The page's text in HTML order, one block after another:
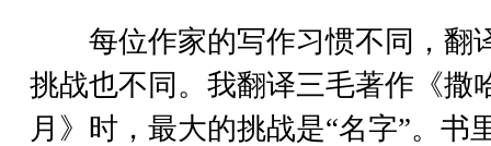
每位作家的写作习惯不同，翻
挑战也不同。我翻译三毛著作《撒
月》时，最大的挑战是“名字”。书